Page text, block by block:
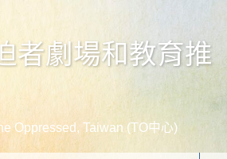
者劇場和教育推
Oppressed, Taiwan (TO中心)